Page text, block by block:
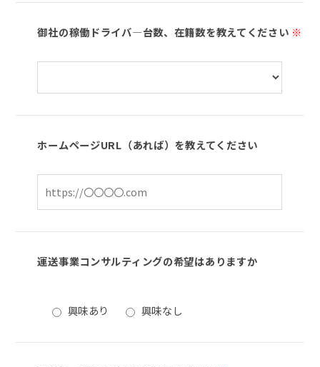
御社の稼働ドライバ―台数、在籍数を教えてください ※
ホームページURL（あれば）を教えてください
運送事業コンサルティングの希望はありますか
興味あり 興味なし